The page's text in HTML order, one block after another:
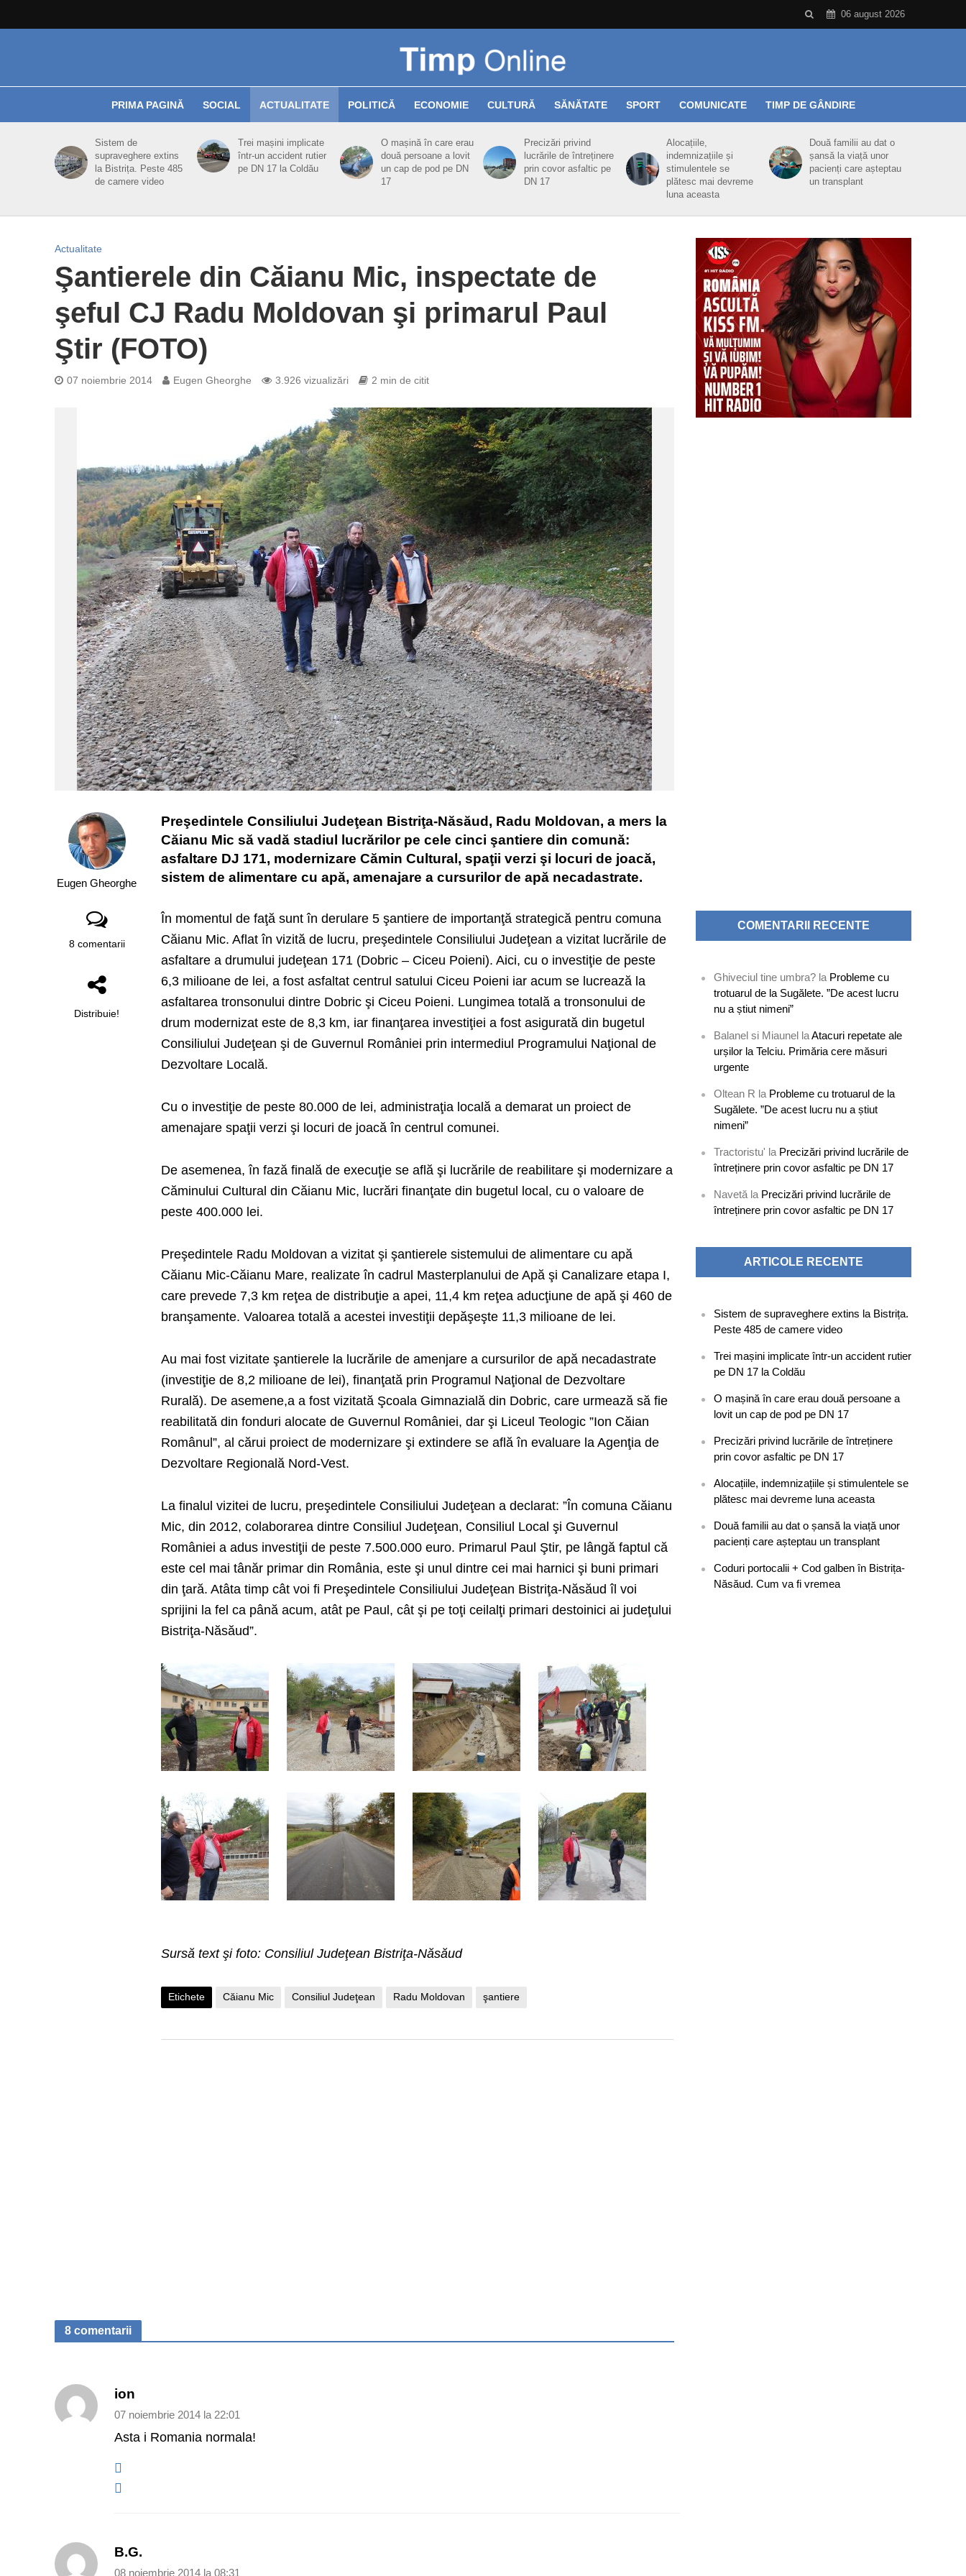
06 august 2026
PRIMA PAGINĂ SOCIAL ACTUALITATE POLITICĂ ECONOMIE CULTURĂ SĂNĂTATE SPORT COMUNICATE TIMP DE GÂNDIRE
Sistem de
supraveghere extins
la Bistrița. Peste 485
de camere video
Trei mașini implicate
într-un accident rutier
pe DN 17 la Coldău
O mașină în care erau
două persoane a lovit
un cap de pod pe DN
17
Precizări privind
lucrările de întreținere
prin covor asfaltic pe
DN 17
Alocațiile,
indemnizațiile și
stimulentele se
plătesc mai devreme
luna aceasta
Două familii au dat o
șansă la viață unor
pacienți care așteptau
un transplant
Actualitate
Şantierele din Căianu Mic, inspectate de
şeful CJ Radu Moldovan şi primarul Paul
Ştir (FOTO)
07 noiembrie 2014 Eugen Gheorghe 3.926 vizualizări 2 min de citit
Eugen Gheorghe
8 comentarii
Distribuie!
Preşedintele Consiliului Judeţean Bistriţa-Năsăud, Radu Moldovan, a mers la
Căianu Mic să vadă stadiul lucrărilor pe cele cinci şantiere din comună:
asfaltare DJ 171, modernizare Cămin Cultural, spaţii verzi şi locuri de joacă,
sistem de alimentare cu apă, amenajare a cursurilor de apă necadastrate.
În momentul de faţă sunt în derulare 5 şantiere de importanţă strategică pentru comuna
Căianu Mic. Aflat în vizită de lucru, preşedintele Consiliului Judeţean a vizitat lucrările de
asfaltare a drumului judeţean 171 (Dobric – Ciceu Poieni). Aici, cu o investiţie de peste
6,3 milioane de lei, a fost asfaltat centrul satului Ciceu Poieni iar acum se lucrează la
asfaltarea tronsonului dintre Dobric şi Ciceu Poieni. Lungimea totală a tronsonului de
drum modernizat este de 8,3 km, iar finanţarea investiţiei a fost asigurată din bugetul
Consiliului Judeţean şi de Guvernul României prin intermediul Programului Naţional de
Dezvoltare Locală.
Cu o investiţie de peste 80.000 de lei, administraţia locală a demarat un proiect de
amenajare spaţii verzi şi locuri de joacă în centrul comunei.
De asemenea, în fază finală de execuţie se află şi lucrările de reabilitare şi modernizare a
Căminului Cultural din Căianu Mic, lucrări finanţate din bugetul local, cu o valoare de
peste 400.000 lei.
Preşedintele Radu Moldovan a vizitat şi şantierele sistemului de alimentare cu apă
Căianu Mic-Căianu Mare, realizate în cadrul Masterplanului de Apă şi Canalizare etapa I,
care prevede 7,3 km reţea de distribuţie a apei, 11,4 km reţea aducţiune de apă şi 460 de
branşamente. Valoarea totală a acestei investiţii depăşeşte 11,3 milioane de lei.
Au mai fost vizitate şantierele la lucrările de amenjare a cursurilor de apă necadastrate
(investiţie de 8,2 milioane de lei), finanţată prin Programul Naţional de Dezvoltare
Rurală). De asemene,a a fost vizitată Şcoala Gimnazială din Dobric, care urmează să fie
reabilitată din fonduri alocate de Guvernul României, dar şi Liceul Teologic ”Ion Căian
Românul”, al cărui proiect de modernizare şi extindere se află în evaluare la Agenţia de
Dezvoltare Regională Nord-Vest.
La finalul vizitei de lucru, preşedintele Consiliului Judeţean a declarat: ”În comuna Căianu
Mic, din 2012, colaborarea dintre Consiliul Judeţean, Consiliul Local şi Guvernul
României a adus investiţii de peste 7.500.000 euro. Primarul Paul Ştir, pe lângă faptul că
este cel mai tânăr primar din România, este şi unul dintre cei mai harnici şi buni primari
din ţară. Atâta timp cât voi fi Preşedintele Consiliului Judeţean Bistriţa-Năsăud îl voi
sprijini la fel ca până acum, atât pe Paul, cât şi pe toţi ceilalţi primari destoinici ai judeţului
Bistriţa-Năsăud”.
Sursă text şi foto: Consiliul Judeţean Bistriţa-Năsăud
Etichete Căianu Mic Consiliul Judeţean Radu Moldovan şantiere
8 comentarii
ion
07 noiembrie 2014 la 22:01
Asta i Romania normala!
B.G.
08 noiembrie 2014 la 08:31
COMENTARII RECENTE
Ghiveciul tine umbra? la Probleme cu
trotuarul de la Sugălete. ”De acest lucru
nu a știut nimeni”
Balanel si Miaunel laAtacuri repetate ale
urșilor la Telciu. Primăria cere măsuri
urgente
Oltean R la Probleme cu trotuarul de la
Sugălete. ”De acest lucru nu a știut
nimeni”
Tractoristu' la Precizări privind lucrările de
întreținere prin covor asfaltic pe DN 17
Navetă la Precizări privind lucrările de
întreținere prin covor asfaltic pe DN 17
ARTICOLE RECENTE
Sistem de supraveghere extins la Bistrița.
Peste 485 de camere video
Trei mașini implicate într-un accident rutier
pe DN 17 la Coldău
O mașină în care erau două persoane a
lovit un cap de pod pe DN 17
Precizări privind lucrările de întreținere
prin covor asfaltic pe DN 17
Alocațiile, indemnizațiile și stimulentele se
plătesc mai devreme luna aceasta
Două familii au dat o șansă la viață unor
pacienți care așteptau un transplant
Coduri portocalii + Cod galben în Bistrița-
Năsăud. Cum va fi vremea